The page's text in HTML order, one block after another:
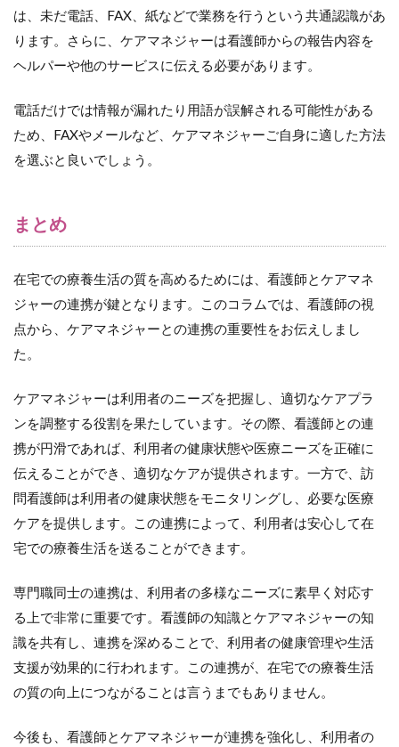
は、未だ電話、FAX、紙などで業務を行うという共通認識があ
ります。さらに、ケアマネジャーは看護師からの報告内容を
ヘルパーや他のサービスに伝える必要があります。
電話だけでは情報が漏れたり用語が誤解される可能性がある
ため、FAXやメールなど、ケアマネジャーご自身に適した方法
を選ぶと良いでしょう。
まとめ
在宅での療養生活の質を高めるためには、看護師とケアマネ
ジャーの連携が鍵となります。このコラムでは、看護師の視
点から、ケアマネジャーとの連携の重要性をお伝えしまし
た。
ケアマネジャーは利用者のニーズを把握し、適切なケアプラ
ンを調整する役割を果たしています。その際、看護師との連
携が円滑であれば、利用者の健康状態や医療ニーズを正確に
伝えることができ、適切なケアが提供されます。一方で、訪
問看護師は利用者の健康状態をモニタリングし、必要な医療
ケアを提供します。この連携によって、利用者は安心して在
宅での療養生活を送ることができます。
専門職同士の連携は、利用者の多様なニーズに素早く対応す
る上で非常に重要です。看護師の知識とケアマネジャーの知
識を共有し、連携を深めることで、利用者の健康管理や生活
支援が効果的に行われます。この連携が、在宅での療養生活
の質の向上につながることは言うまでもありません。
今後も、看護師とケアマネジャーが連携を強化し、利用者の